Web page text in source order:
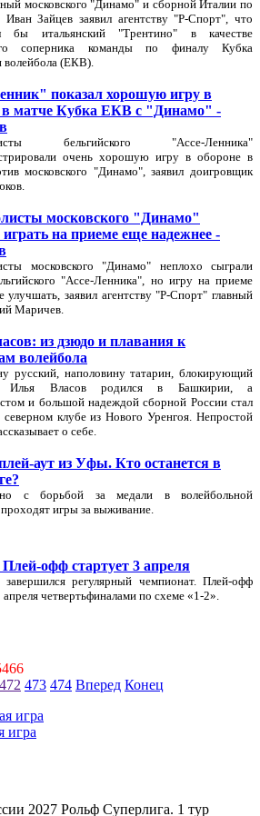
московского "Динамо" и сборной Италии по
Иван Зайцев заявил агентству "Р-Спорт", что
бы итальянский "Трентино" в качестве
соперника команды по финалу Кубка
волейбола (ЕКВ).
показал хорошую игру в
в матче Кубка ЕКВ с "Динамо" -
бельгийского "Ассе-Ленника"
очень хорошую игру в обороне в
московского "Динамо", заявил доигровщик
московского "Динамо"
на приеме еще надежнее -
московского "Динамо" неплохо сыграли
"Ассе-Ленника", но игру на приеме
заявил агентству "Р-Спорт" главный
Маричев.
из дзюдо и плавания к
волейбола
русский, наполовину татарин, блокирующий
Илья Власов родился в Башкирии, а
и большой надеждой сборной России стал
клубе из Нового Уренгоя. Непростой
о себе.
аут из Уфы. Кто останется в
с борьбой за медали в волейбольной
проходят игры за выживание.
офф стартует 3 апреля
регулярный чемпионат. Плей-офф
апреля четвертьфиналами по схеме «1-2».
472 473 474 Вперед Конец
игра
игра
2027 Рольф Суперлига. 1 тур